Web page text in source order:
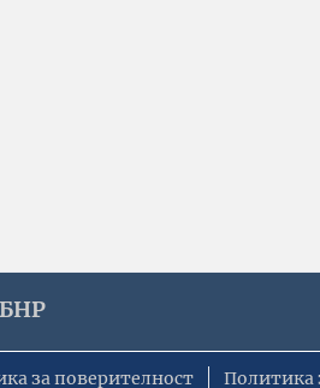
за поверителност Политика